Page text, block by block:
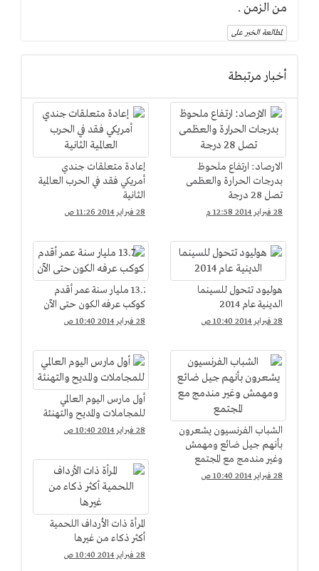
من الزمن .
لمطالعة الخبر على
أخبار مرتبطة
الارصاد: ارتفاع ملحوظ
بدرجات الحرارة والعظمى
تصل 28 درجة
28 فبراير 2014 12:58 م
إعادة متعلقات جندي
أمريكي فقد في الحرب العالمية
الثانية
28 فبراير 2014 11:26 ص
هوليود تتحول للسينما
الدينية عام 2014
28 فبراير 2014 10:40 ص
13.7 مليار سنة عمر أقدم
كوكب عرفه الكون حتى الآن
28 فبراير 2014 10:40 ص
الشباب الفرنسيون يشعرون
بأنهم جيل ضائع ومهمش
وغير مندمج مع المجتمع
28 فبراير 2014 10:40 ص
أول مارس اليوم العالمي
للمجاملات والمديح والتهنئة
28 فبراير 2014 10:40 ص
المرأة ذات الأرداف اللحمية
أكثر ذكاء من غيرها
28 فبراير 2014 10:40 ص